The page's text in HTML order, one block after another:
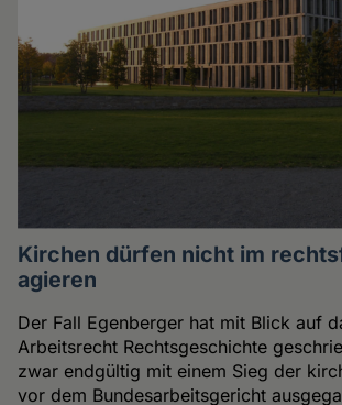
Kirchen dürfen nicht im
agieren
Der Fall Egenberger hat mit Blick auf
Arbeitsrecht Rechtsgeschichte
zwar endgültig mit einem Sieg der
vor dem Bundesarbeitsgericht